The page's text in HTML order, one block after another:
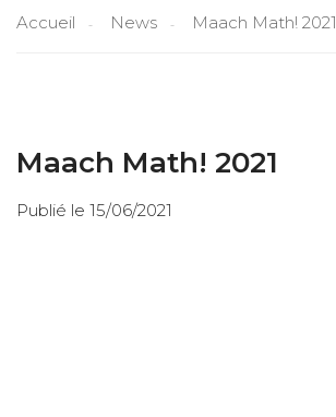
Accueil News Maach Math! 2021
Maach Math! 2021
Publié le 15/06/2021